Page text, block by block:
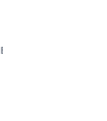
ZE